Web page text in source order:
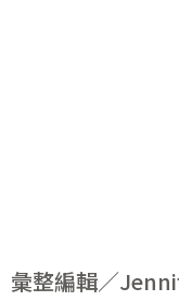
彙整編輯／